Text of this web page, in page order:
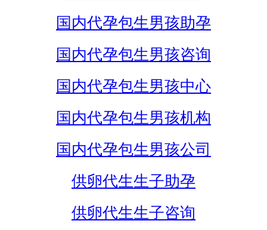
国内代孕包生男孩助孕
国内代孕包生男孩咨询
国内代孕包生男孩中心
国内代孕包生男孩机构
国内代孕包生男孩公司
供卵代生生子助孕
供卵代生生子咨询